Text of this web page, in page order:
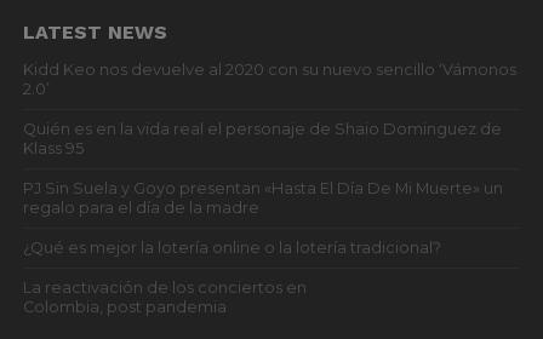
LATEST NEWS
Kidd Keo nos devuelve al 2020 con su nuevo sencillo ‘Vámonos
2.0’
Quién es en la vida real el personaje de Shaio Dominguez de
Klass 95
PJ Sin Suela y Goyo presentan «Hasta El Día De Mi Muerte» un
regalo para el día de la madre
¿Qué es mejor la lotería online o la lotería tradicional?
La reactivación de los conciertos en
Colombia, post pandemia